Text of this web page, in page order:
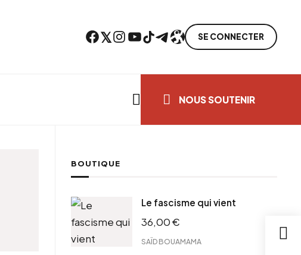
Facebook Twitter Instagram YouTube TikTok TelegramLien SE CONNECTER
NOUS SOUTENIR
BOUTIQUE
Le fascisme qui vient
36,00€
SAÏD BOUAMAMA